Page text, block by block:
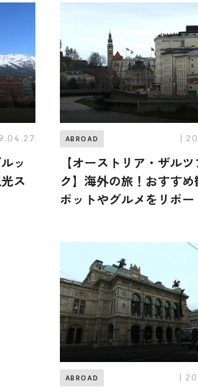
ッ
ス
ABROAD |
【オーストリア・ザル
ク】海外の旅！おすすめ
ポットやグルメをリポー
ABROAD |